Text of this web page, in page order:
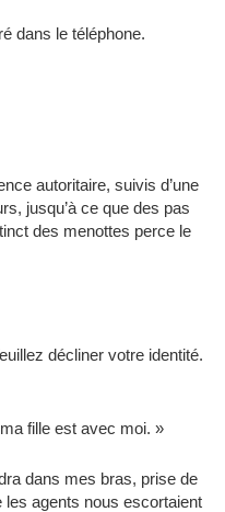
dans le téléphone.
autoritaire, suivis d’une
jusqu’à ce que des pas
des menottes perce le
décliner votre identité.
fille est avec moi. »
dans mes bras, prise de
agents nous escortaient